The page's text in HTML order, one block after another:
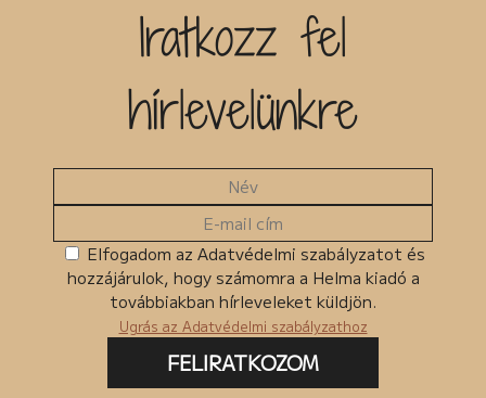
Új címke hozzáadása
MKMT könyv
Ingyenes termékek
Csomagban szerepel
Iratkozz fel
hírlevelünkre
Elfogadom az Adatvédelmi szabályzatot és
hozzájárulok, hogy számomra a Helma kiadó a
továbbiakban hírleveleket küldjön.
Ugrás az Adatvédelmi szabályzathoz
FELIRATKOZOM